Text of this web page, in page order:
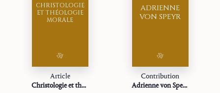
CHRISTOLOGIE
ET THÉOLOGIE
MORALE
Article
Christologie et théologie morale
ADRIENNE
VON SPEYR
Contribution
Adrienne von Speyr